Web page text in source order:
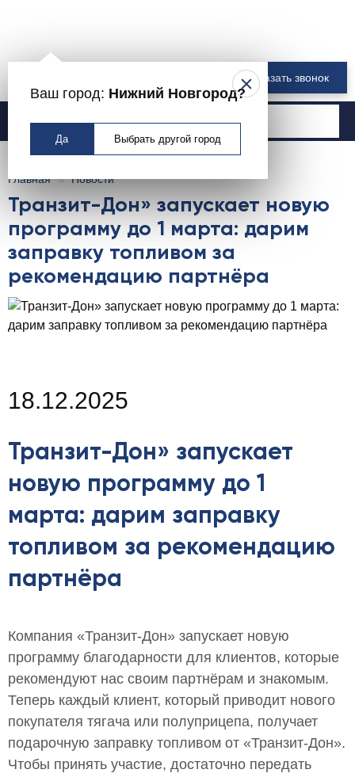
Ваш город: Нижний Новгород?
Да Выбрать другой город
Заказать звонок
Москва
Главная Новости
Транзит-Дон» запускает новую
программу до 1 марта: дарим
заправку топливом за
рекомендацию партнёра
18.12.2025
Транзит-Дон» запускает
новую программу до 1
марта: дарим заправку
топливом за рекомендацию
партнёра
Компания «Транзит-Дон» запускает новую
программу благодарности для клиентов, которые
рекомендуют нас своим партнёрам и знакомым.
Теперь каждый клиент, который приводит нового
покупателя тягача или полуприцепа, получает
подарочную заправку топливом от «Транзит-Дон».
Чтобы принять участие, достаточно передать